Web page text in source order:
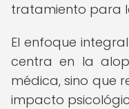
tratamiento para
El enfoque
centra en la
médica, sino que
impacto